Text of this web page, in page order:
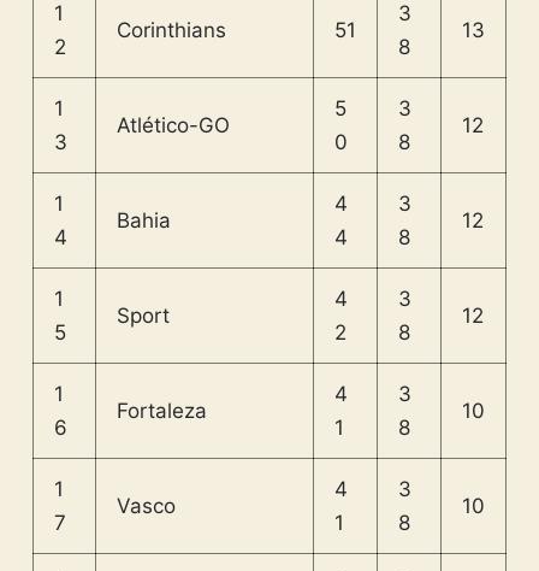
1
2
Corinthians 51
3
8
13
1
3
Atlético-GO
5
0
3
8
12
1
4
Bahia
4
4
3
8
12
1
5
Sport
4
2
3
8
12
1
6
Fortaleza
4
1
3
8
10
1
7
Vasco
4
1
3
8
10